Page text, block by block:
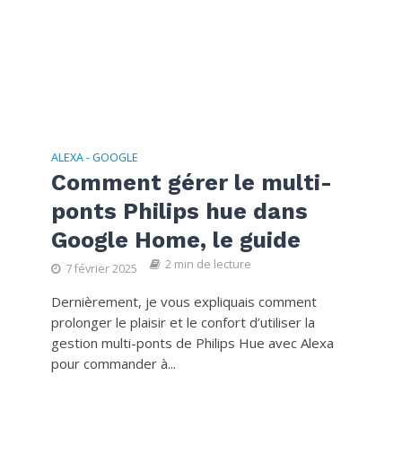
ALEXA - GOOGLE
Comment gérer le multi-
ponts Philips hue dans
Google Home, le guide
7 février 2025 2 min de lecture
Dernièrement, je vous expliquais comment
prolonger le plaisir et le confort d’utiliser la
gestion multi-ponts de Philips Hue avec Alexa
pour commander à...